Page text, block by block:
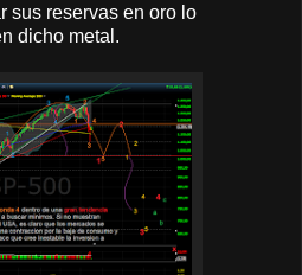
sus reservas en oro lo
dicho metal.